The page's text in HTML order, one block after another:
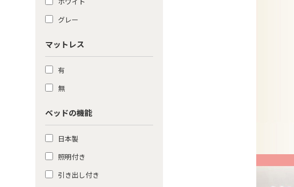
グレー
マットレス
有
無
ベッドの機能
日本製
照明付き
引き出し付き